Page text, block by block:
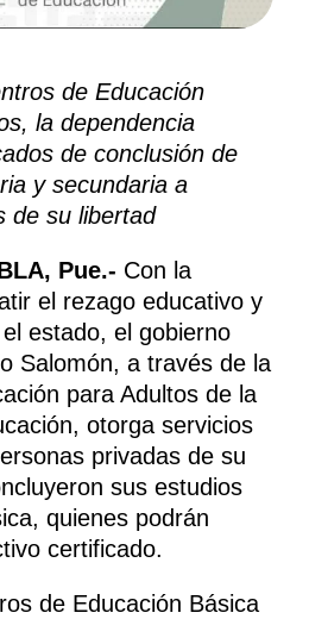
de Educación
la dependencia
de conclusión de
y secundaria a
de su libertad
Pue.- Con la
el rezago educativo y
estado, el gobierno
Salomón, a través de la
para Adultos de la
otorga servicios
privadas de su
sus estudios
quienes podrán
certificado.
de Educación Básica